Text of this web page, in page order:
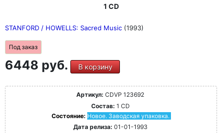
1 CD
STANFORD / HOWELLS: Sacred Music (1993)
Под заказ
6448 руб. В корзину
Артикул: CDVP 123692
Состав: 1 CD
Состояние: Новое. Заводская упаковка.
Дата релиза: 01-01-1993